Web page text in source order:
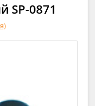
SP-0871